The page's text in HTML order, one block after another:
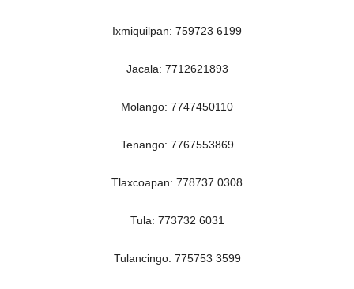
Ixmiquilpan: 759723 6199
Jacala: 7712621893
Molango: 7747450110
Tenango: 7767553869
Tlaxcoapan: 778737 0308
Tula: 773732 6031
Tulancingo: 775753 3599